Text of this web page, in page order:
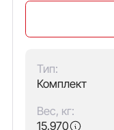
Тип:
Комплект
Вес, кг:
15,970